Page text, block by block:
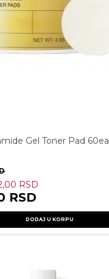
Gel Toner Pad 60ea
RSD
RSD
DODAJ U KORPU